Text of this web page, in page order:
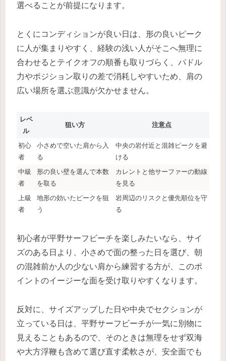
選べることが前提になります。
とくにコンディションが良い日は、形の良いピーク
に人が集まりやすく、経験の浅い人がそこへ無理に
合わせるとテイクオフの順番も取りづらく、パドル
力やポジション取りの差で消耗しやすいため、肩の
広い場所を選ぶ意識が欠かせません。
レベ
ル
狙い方 注意点
初心
者
小さめで空いた肩から入
る
中央の岩付近と混雑ピークを避
ける
中級
者
形の良い壁を選んで本数
を取る
カレントと他サーファーの動線
を見る
上級
者
地形の効いたピークを狙
う
岩周辺のリスクと優先順位を守
る
初心者が平野サーフビーチを楽しみたいなら、サイ
ズのある日より、小さめで面の整った日を選び、朝
の混雑前か人の少ない肩から練習する方が、このポ
イントのイージーな面を受け取りやすくなります。
反対に、サイズアップした日や中央でセクションが
立っている日は、平野サーフビーチが一気に別物に
見えることもあるので、そのときは無理をせず双海
や大方浮鞭も含めて選び直す柔軟さが、安全面でも